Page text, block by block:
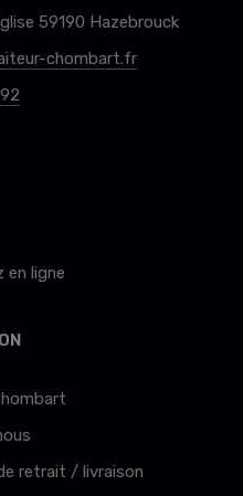
59190 Hazebrouck
chombart.fr
en ligne
retrait / livraison